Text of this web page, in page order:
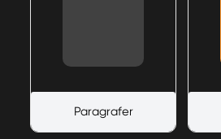
Paragrafer